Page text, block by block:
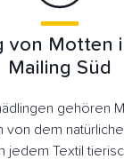
von Motten
Mailing Süd
gehören
von dem
jedem Textil